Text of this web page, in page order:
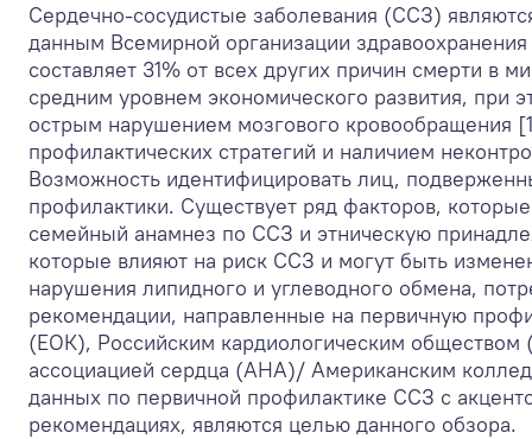
Сердечно-сосудистые заболевания (ССЗ)
данным Всемирной организации
составляет 31% от всех других причин смерти в
средним уровнем экономического развития,
острым нарушением мозгового кровообращения
профилактических стратегий и наличием
Возможность идентифицировать лиц,
профилактики. Существует ряд факторов,
семейный анамнез по ССЗ и этническую
которые влияют на риск ССЗ и могут быть
нарушения липидного и углеводного обмена,
рекомендации, направленные на первичную
(ЕОК), Российским кардиологическим
ассоциацией сердца (AHA)/ Американским
данных по первичной профилактике ССЗ с
рекомендациях, являются целью данного обзора.